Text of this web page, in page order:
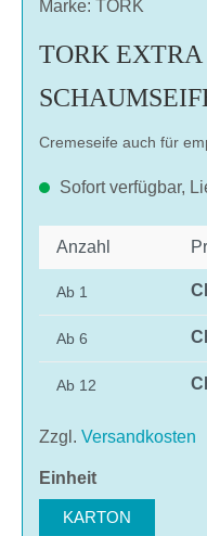
Marke: TORK
TORK
Cremeseife auch für
Sofort verfügbar,
Anzahl
Ab 1
Ab 6
Ab 12
Zzgl. Versandkosten
Einheitauswählen
KARTON